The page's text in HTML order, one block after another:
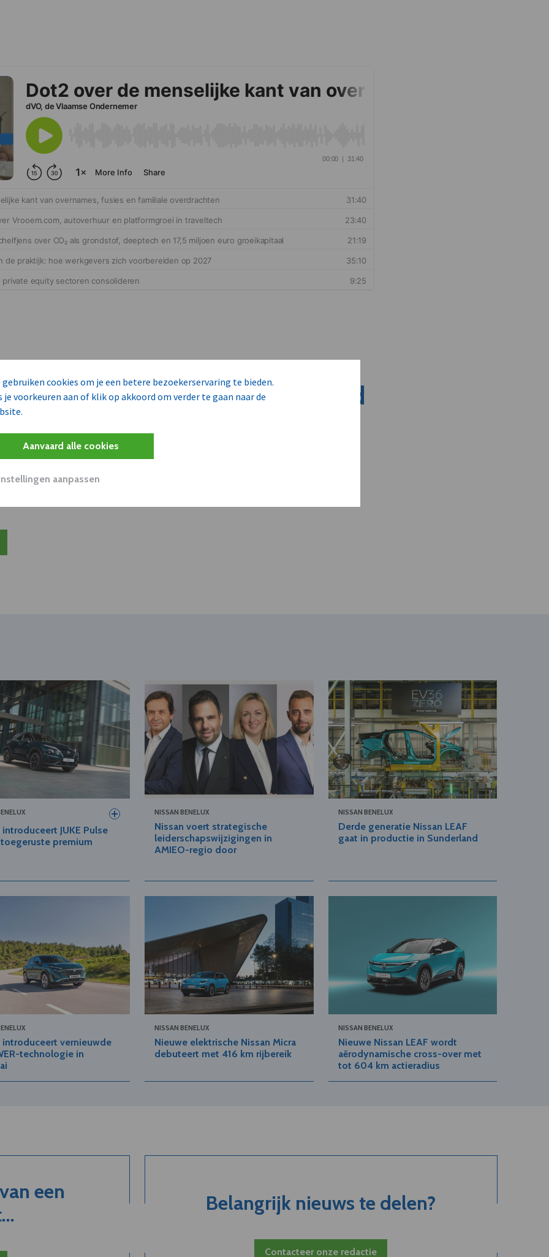
gebruiken cookies om je een betere bezoekerservaring te bieden.
je voorkeuren aan of klik op akkoord om verder te gaan naar de
Aanvaard alle cookies
aanpassen
14 commerciële kansen rond
aan dit bedrijf verkopen?
klant worden van deze onderneming?
worden mogelijk relevant?
introduceert JUKE Pulse
premium
NISSAN BENELUX
Nissan voert strategische
leiderschapswijzigingen in
AMIEO-regio door
NISSAN BENELUX
Derde generatie Nissan LEAF
gaat in productie in Sunderland
introduceert vernieuwde
technologie in
NISSAN BENELUX
Nieuwe elektrische Nissan Micra
debuteert met 416 km rijbereik
NISSAN BENELUX
Nieuwe Nissan LEAF wordt
aërodynamische cross-over met
tot 604 km actieradius
een
Belangrijk nieuws te delen?
Contacteer onze redactie